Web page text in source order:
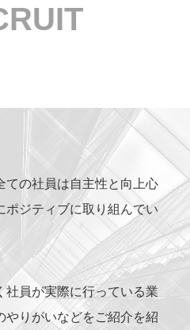
ての社員は自主性と向上心
ポジティブに取り組んでい
社員が実際に行っている業
やりがいなどをご紹介を紹